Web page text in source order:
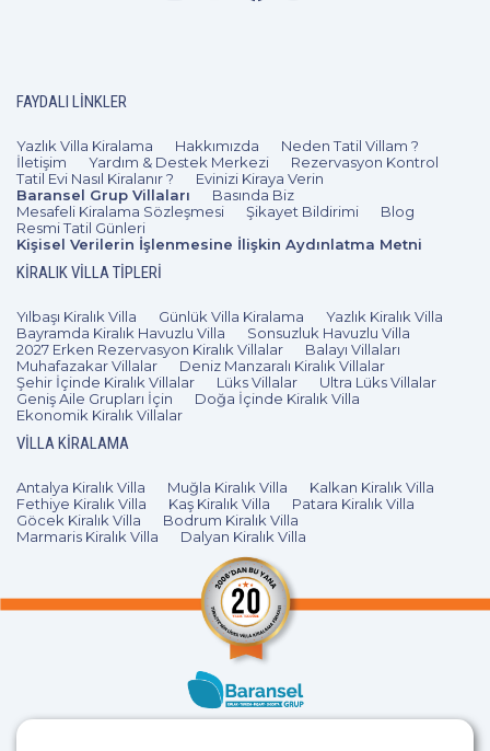
FAYDALI LINKLER
Yazlık Villa Kiralama Hakkımızda
Neden Tatil Villam ?
İletişim
Yardım & Destek Merkezi
Rezervasyon Kontrol
Tatil Evi Nasıl Kiralanır ?
Evinizi Kiraya Verin
Baransel Grup Villaları
Basında Biz
Mesafeli Kiralama Sözleşmesi
Şikayet Bildirimi
Blog
Resmi Tatil Günleri
Kişisel Verilerin İşlenmesine İlişkin Aydınlatma Metni
KIRALIK VILLA TIPLERI
Yılbaşı Kiralık Villa Günlük Villa Kiralama
Yazlık Kiralık Villa
Bayramda Kiralık Havuzlu Villa
Sonsuzluk Havuzlu Villa
2027 Erken Rezervasyon Kiralık Villalar
Balayı Villaları
Muhafazakar Villalar
Deniz Manzaralı Kiralık Villalar
Şehir İçinde Kiralık Villalar
Lüks Villalar
Ultra Lüks Villalar
Geniş Aile Grupları İçin
Doğa İçinde Kiralık Villa
Ekonomik Kiralık Villalar
VILLA KIRALAMA
Antalya Kiralık Villa Muğla Kiralık Villa
Kalkan Kiralık Villa
Fethiye Kiralık Villa
Kaş Kiralık Villa
Patara Kiralık Villa
Göcek Kiralık Villa
Bodrum Kiralık Villa
Marmaris Kiralık Villa
Dalyan Kiralık Villa